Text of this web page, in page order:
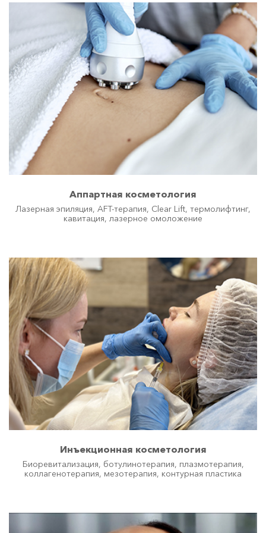
Дерматология
Я ХОЧУ!
..удалить пигмент
..удалить сосудистые звездочки
..улучшить цвет лица
..улучшить качество кожи
..четкий овал лица
..убрать носогубную складку
..убрать синяки под глазами
..подготовиться к важному событию
..убрать излишнюю потливость
..красивую фигуру
..эффективного релакса
..гладкую кожу без акне
..выглядеть моложе
..убрать целлюлит
..продлить свою молодость (25+)
О клинике
Врачи
Поиск
Аппартная косметология
Лазерная эпиляция, AFT-терапия, Clear Lift, термолифтинг,
кавитация, лазерное омоложение
Инъекционная косметология
Биоревитализация, ботулинотерапия, плазмотерапия,
коллагенотерапия, мезотерапия, контурная пластика